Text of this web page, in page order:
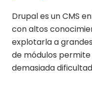
Drupal es un CMS
con altos
explotarla a
de módulos
demasiada